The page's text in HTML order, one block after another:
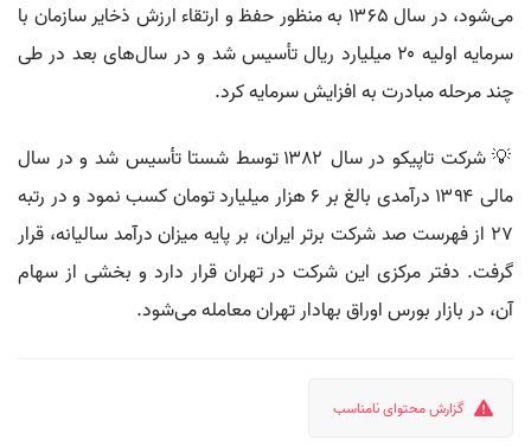
می‌شود، در سال ۱۳۶۵ به منظور حفظ و ارتقاء ارزش ذخایر سازمان با
سرمایه اولیه ۲۰ میلیارد ریال تأسیس شد و در سال‌های بعد در طی
چند مرحله مبادرت به افزایش سرمایه کرد.
💡 شرکت تاپیکو در سال ۱۳۸۲ توسط شستا تأسیس شد و در سال
مالی ۱۳۹۴ درآمدی بالغ بر ۶ هزار میلیارد تومان کسب نمود و در رتبه
۲۷ از فهرست صد شرکت برتر ایران، بر پایه میزان درآمد سالیانه، قرار
گرفت. دفتر مرکزی این شرکت در تهران قرار دارد و بخشی از سهام
آن، در بازار بورس اوراق بهادار تهران معامله می‌شود.
گزارش محتوای نامناسب